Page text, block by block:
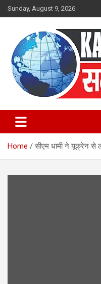
Skip
to
Sunday, August 9, 2026
Kathait
Uttarakhand
Uttarakhand
Home सीएम धामी ने यूक्रेन से